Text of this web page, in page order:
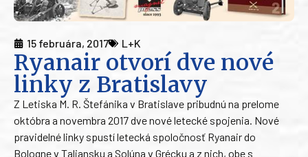
15 februára, 2017 L+K
Ryanair otvorí dve nové
linky z Bratislavy
Z Letiska M. R. Štefánika v Bratislave pribudnú na prelome
októbra a novembra 2017 dve nové letecké spojenia. Nové
pravidelné linky spustí letecká spoločnosť Ryanair do
Bologne v Taliansku a Solúna v Grécku a z nich, obe s